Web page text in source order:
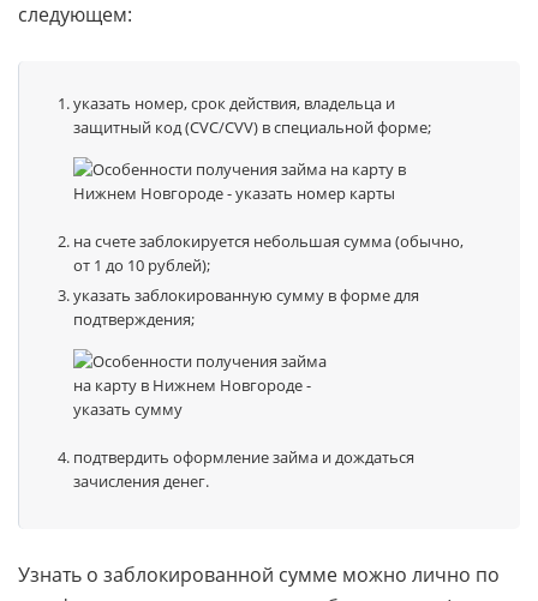
следующем:
указать номер, срок действия, владельца и
защитный код (CVC/CVV) в специальной форме;
на счете заблокируется небольшая сумма (обычно,
от 1 до 10 рублей);
указать заблокированную сумму в форме для
подтверждения;
подтвердить оформление займа и дождаться
зачисления денег.
Узнать о заблокированной сумме можно лично по